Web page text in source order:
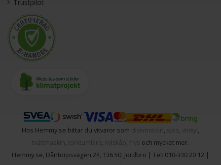
Trustpilot
Hos Hemmy.se hittar du vitvaror som diskmaskin , spis , vinkyl ,
tvättmaskin , torktumlare , kylskåp , frys och mycket mer.
Hemmy.se, Dåntorpsvägen 24, 136 50, Jordbro | Tel: 010-330 20 12 |